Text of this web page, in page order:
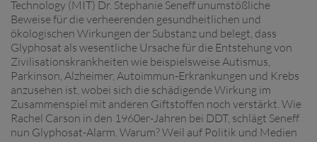
Technology (MIT) Dr. Stephanie Seneff unumstößliche
Beweise für die verheerenden gesundheitlichen und
ökologischen Wirkungen der Substanz und belegt, dass
Glyphosat als wesentliche Ursache für die Entstehung von
Zivilisationskrankheiten wie beispielsweise Autismus,
Parkinson, Alzheimer, Autoimmun-Erkrankungen und Krebs
anzusehen ist, wobei sich die schädigende Wirkung im
Zusammenspiel mit anderen Giftstoffen noch verstärkt. Wie
Rachel Carson in den 1960er-Jahren bei DDT, schlägt Seneff
nun Glyphosat-Alarm. Warum? Weil auf Politik und Medien